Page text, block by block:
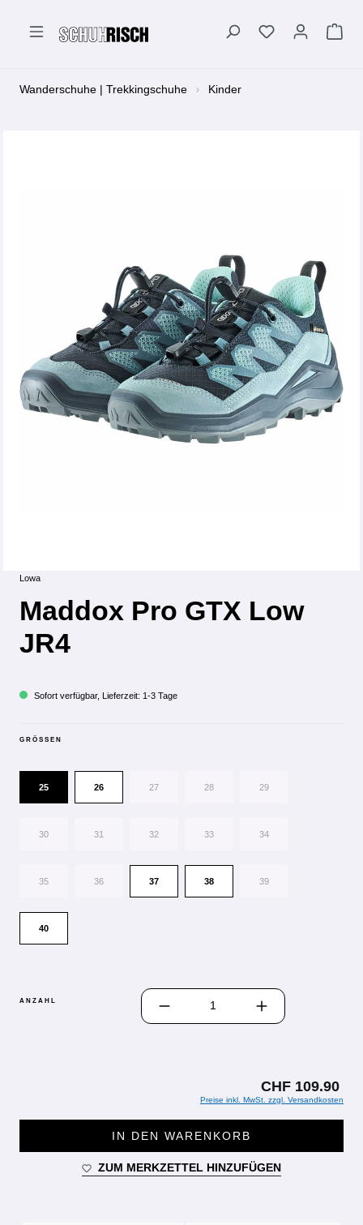
Wanderschuhe | Trekkingschuhe Kinder
Lowa
Maddox Pro GTX Low
JR4
Sofort verfügbar, Lieferzeit: 1-3 Tage
GRÖSSEN
25 26 27 28 29
30 31 32 33 34
35 36 37 38 39
40
ANZAHL
PRODUKT ANZAHL: GIB DEN
CHF 109.90
Preise inkl. MwSt. zzgl. Versandkosten
IN DEN WARENKORB
ZUM MERKZETTEL HINZUFÜGEN